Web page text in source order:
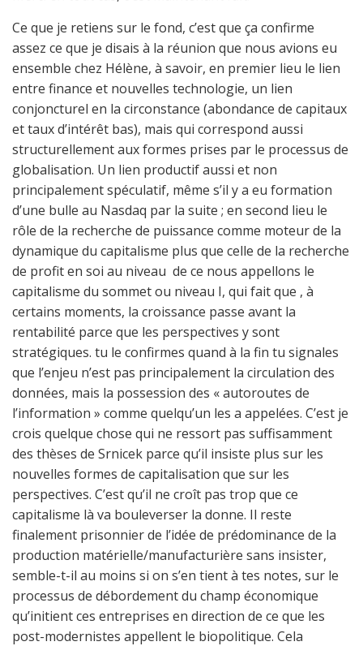
Ce que je retiens sur le fond, c’est que ça confirme
assez ce que je disais à la réunion que nous avions eu
ensemble chez Hélène, à savoir, en premier lieu le lien
entre finance et nouvelles technologie, un lien
conjoncturel en la circonstance (abondance de capitaux
et taux d’intérêt bas), mais qui correspond aussi
structurellement aux formes prises par le processus de
globalisation. Un lien productif aussi et non
principalement spéculatif, même s’il y a eu formation
d’une bulle au Nasdaq par la suite ; en second lieu le
rôle de la recherche de puissance comme moteur de la
dynamique du capitalisme plus que celle de la recherche
de profit en soi au niveau de ce nous appellons le
capitalisme du sommet ou niveau I, qui fait que , à
certains moments, la croissance passe avant la
rentabilité parce que les perspectives y sont
stratégiques. tu le confirmes quand à la fin tu signales
que l’enjeu n’est pas principalement la circulation des
données, mais la possession des « autoroutes de
l’information » comme quelqu’un les a appelées. C’est je
crois quelque chose qui ne ressort pas suffisamment
des thèses de Srnicek parce qu’il insiste plus sur les
nouvelles formes de capitalisation que sur les
perspectives. C’est qu’il ne croît pas trop que ce
capitalisme là va bouleverser la donne. Il reste
finalement prisonnier de l’idée de prédominance de la
production matérielle/manufacturière sans insister,
semble-t-il au moins si on s’en tient à tes notes, sur le
processus de débordement du champ économique
qu’initient ces entreprises en direction de ce que les
post-modernistes appellent le biopolitique. Cela